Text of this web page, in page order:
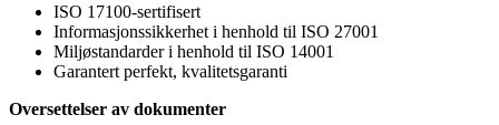
ISO 17100-sertifisert
Informasjonssikkerhet i henhold til ISO 27001
Miljøstandarder i henhold til ISO 14001
Garantert perfekt, kvalitetsgaranti
Oversettelser av dokumenter